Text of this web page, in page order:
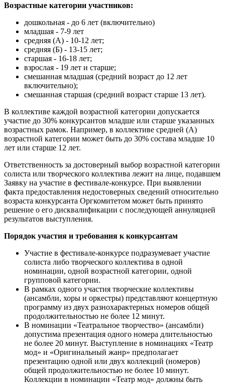
Возрастные категории участников:
дошкольная - до 6 лет (включительно)
младшая - 7-9 лет
средняя (А) - 10-12 лет;
средняя (Б) - 13-15 лет;
старшая - 16-18 лет;
взрослая - 19 лет и старше;
смешанная младшая (средний возраст до 12 лет
включительно);
смешанная старшая (средний возраст старше 13 лет).
В коллективе каждой возрастной категории допускается
участие до 30% конкурсантов младше или старше указанных
возрастных рамок. Например, в коллективе средней (А)
возрастной категории может быть до 30% состава младше 10
лет или старше 12 лет.
Ответственность за достоверный выбор возрастной категории
солиста или творческого коллектива лежит на лице, подавшем
Заявку на участие в фестивале-конкурсе. При выявлении
факта предоставления недостоверных сведений относительно
возраста конкурсанта Оргкомитетом может быть принято
решение о его дисквалификации с последующей аннуляцией
результатов выступления.
Порядок участия и требования к конкурсантам
Участие в фестивале-конкурсе подразумевает участие
солиста либо творческого коллектива в одной
номинации, одной возрастной категории, одной
групповой категории.
В рамках одного участия творческие коллективы
(ансамбли, хоры и оркестры) представляют концертную
программу из двух разнохарактерных номеров общей
продолжительностью не более 12 минут.
В номинации «Театральное творчество» (ансамбли)
допустима презентация одного номера длительностью
не более 20 минут. Выступление в номинациях «Театр
мод» и «Оригинальный жанр» предполагает
презентацию одной или двух коллекций (номеров)
общей продолжительностью не более 10 минут.
Коллекции в номинации «Театр мод» должны быть